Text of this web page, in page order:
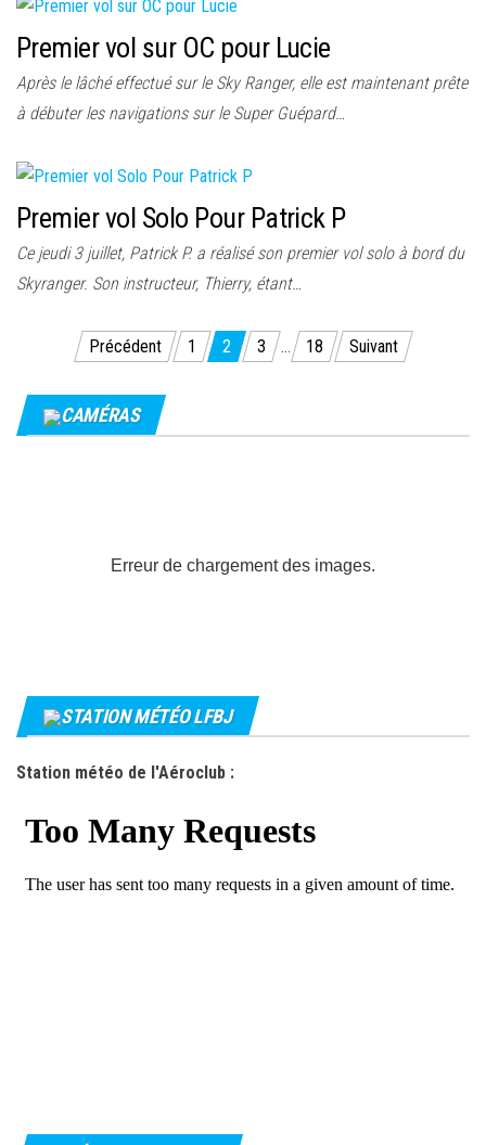
Premier vol sur OC pour Lucie
Après le lâché effectué sur le Sky Ranger, elle est maintenant prête
à débuter les navigations sur le Super Guépard…
Premier vol Solo Pour Patrick P
Ce jeudi 3 juillet, Patrick P. a réalisé son premier vol solo à bord du
Skyranger. Son instructeur, Thierry, étant…
Pagination
des
publications
Précédent 1 2 3 … 18 Suivant
CAMÉRAS
Erreur de chargement des images.
STATION MÉTÉO LFBJ
Station météo de l'Aéroclub :